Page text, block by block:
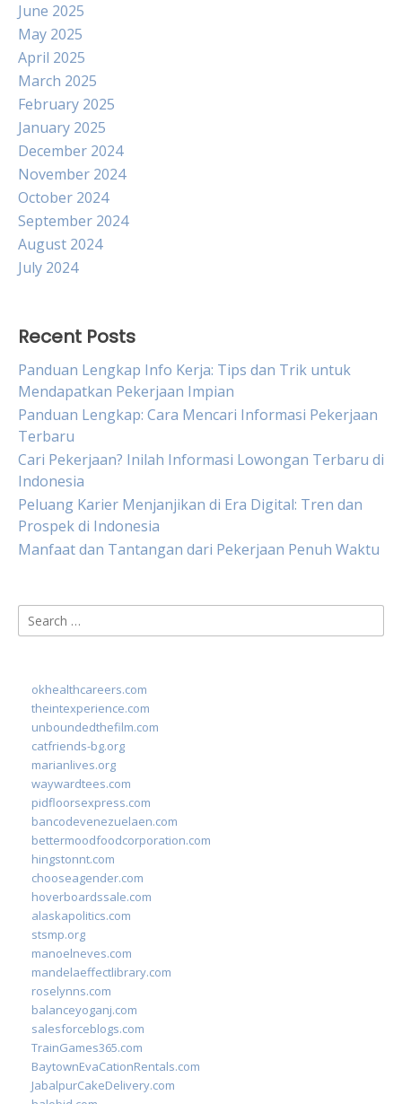
June 2025
May 2025
April 2025
March 2025
February 2025
January 2025
December 2024
November 2024
October 2024
September 2024
August 2024
July 2024
Recent Posts
Panduan Lengkap Info Kerja: Tips dan Trik untuk
Mendapatkan Pekerjaan Impian
Panduan Lengkap: Cara Mencari Informasi Pekerjaan
Terbaru
Cari Pekerjaan? Inilah Informasi Lowongan Terbaru di
Indonesia
Peluang Karier Menjanjikan di Era Digital: Tren dan
Prospek di Indonesia
Manfaat dan Tantangan dari Pekerjaan Penuh Waktu
Search
for:
okhealthcareers.com
theintexperience.com
unboundedthefilm.com
catfriends-bg.org
marianlives.org
waywardtees.com
pidfloorsexpress.com
bancodevenezuelaen.com
bettermoodfoodcorporation.com
hingstonnt.com
chooseagender.com
hoverboardssale.com
alaskapolitics.com
stsmp.org
manoelneves.com
mandelaeffectlibrary.com
roselynns.com
balanceyoganj.com
salesforceblogs.com
TrainGames365.com
BaytownEvaCationRentals.com
JabalpurCakeDelivery.com